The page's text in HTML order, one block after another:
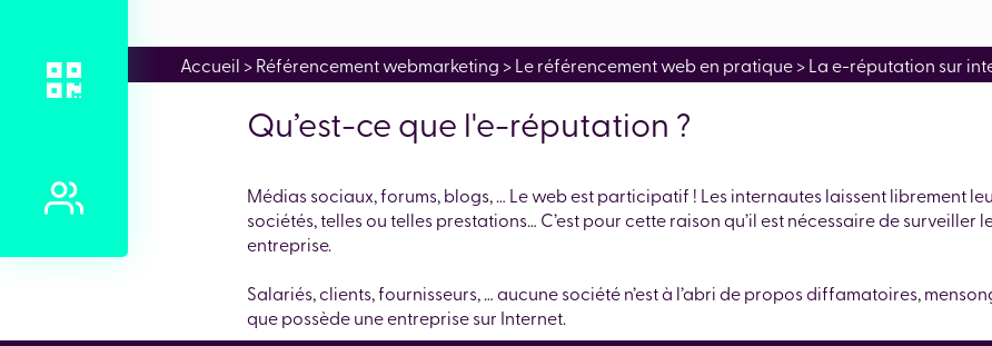
Accueil >Référencement webmarketing >Le référencement web en pratique>La e-réputation sur
Qu’est-ce que l'e-réputation ?
Médias sociaux, forums, blogs, … Le web est participatif ! Les internautes laissent librement
sociétés, telles ou telles prestations… C’est pour cette raison qu’il est nécessaire de surveiller
entreprise.
Salariés, clients, fournisseurs, … aucune société n’est à l’abri de propos diffamatoires,
que possède une entreprise sur Internet.